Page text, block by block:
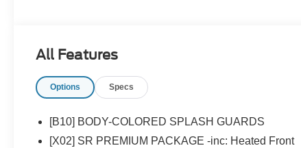
All Features
Options Specs
[B10] BODY-COLORED SPLASH GUARDS
[X02] SR PREMIUM PACKAGE -inc: Heated Front Seats NissanConnect 12.3""""""""""""""""""""""""""""""""""""""""""""""""""""""""""""""""""""""""""""""""""""""""""""""""""""""""""""""""""""""""""""""""""""""""""""""""""""""""""""""""""""""""""""""""""""""""""""""""""""""""""""""""""""""""""""""""""""""""""""""""""""""""""""""""""""""""""""""""""""""""""""""""""""""""""""""""""""""""""""""""""""""""""""""""""""""""""""""""""""""""""""""""""""""""""""""""""""""""""""""""""""""""""""""""""""""""""""""""""""""""""""""""""""""""""""""""""""""""""""""""""""""""""""""""""""""""""""""""""""""""""""""""""""""""""""""""""""""""""""""""""""""""""""""""""""""""""""""""""""""""""""""""""""""""""""""""""""""""""""""""""""""""""""""""""""""""""""""""""""""""""""""""""""""""""""""""""""""""""""""""""""""""""""""""""""""""""""""""""""""""""""""""""""""""""""""""""""""""""""""""""""""""""""""""""""""""""""""""""""""""""""""""""""""""""""""""""""""""""""""""""""""""""""""""""""""""""""""""""""""""""""""""""""""""""""""""""""""""""""""""""""""""""""""""""""""""""""""""""""""""""""""""""""""""""""""""""""""""""""""""""""""""""""""""""""""""""""""""""""""""""""""""""""""""""""""""""""""""""""""""""""""""""""""""""""""""""""""""""""""""""""""""""""""""""""""""""""""""""""""""""""""""""""""""""""""""""""""""""""""""""""""""""""""""""""""""""""""""""""""""""""""""""""""""""""""""""""""""""""""""""""""""""""""""""""""""""""""""""""""""""""""""""""""""""""""""""""""""""""""""""""""""""""""""""""""""""""""""""""""""""""""""""""""""""""""""""""""""""""""""""""""""""""""""""""""""""""""""""""""""""""""""""""""""""""""""""""""""""""""""""""""""""""""""""""""""""""""""""""""""""""""""""""""""""""""""""""""""""""""""""""""""""""""""""""""""""""""""""""""""""""""""""""""""""""""""""""""""""""""""""""""""""""""""""""""""""""""""""""""""""""""""""""""""""""""""""""""""""""""""""""""""""""""""""""""""""""""""""""""""""""""""""""""""""""""""""""""""""""""""""""""""""""""""""""""""""""""""""""""""""""""""""""""""""""""""""""""""""""""""""""""""""""""""""""""""""""""""""""""""""""""""""""""""""""""""""""""""""""""""""""""""""""""""""""""""""""""""""""""""""""""""""""""""""""""""""""""""""""""""""""""""""""""""""""""""""""""""""""""""""""""""""""""""""""""""""""""""""""""""""""""""""""""""""""""""""""""""""""""""""""""""""""""""""""""""""""""""""""""""""""""""""""""""""""""""""""""""""""""""""""""""""""""""""""""""""""""""""""""""""""""""""""""""""""""""""""""""""""""""""""""""""""""""""""""""""""""""""""""""""""""""""""""""""""""""""""""""""""""""""""""""""""""""""""""""""""""""""""""""""""""""""""""""""""""""""""""""""""""""""""""""""""""""""""""""""""""""""""""""""""""""""""""""""""""""""""""""""""""""""""""""""""""""""""""""""""""""""""""""""""""""""""""""""""""""""""""""""""""""""""""""""""""""""""""""""""""""""""""""""""""""""""""""""""""""""""""""""""""""""""""""""""""""""""""""""""""""""""""""""""""""""""""""""""""""""""""""""""""""""""""""""""""""""""""""""""""""""""""""""""""""""""""""""""""""""""""""""""""""""""""""""""""""""""""""""""""""""""""""""""""""""""""""""""""""""""""""""""""""""""""""""""""""""""""""""""""""""""""""""""""""""""""""""""""""""""""""""""""""""""""""""""""""""""""""""""""""""""""""""""""""""""""""""""""""""""""""""""""""""""""""""""""""""""""""""""""""""""""""""""""""""""""""""""""""""""""""""""""""""""""""""""""""""""""""""""""""""""""""""""""""""""""""""""""""""""""""""""""""""""""""""""""""""""""""""""""""""""""""""""""""""""""""""""""""""""""""""""""""""""""""""""""""""""""""""""""""""""""""""""""""""""""""""""""""""""""""""""""""""""""""""""""""""""""""""""""""""""""""""""""""""""""""""""""""""""""""""""""""""""""""""""""""""""""""""""""""""""""""""""""""""""""""""""""""""""""""""""""""""""""""""""""""""""""""""""""""""""""""""""""""""""""""""""""""""""""""""""""""""""""""""""""""""""""""""""""""""""""""""""""""""""""""""""""""""""""""""""""""""""""""""""""""""""""""""""""""""""""""""""""""""""""""""""""""""""""""""""""""""""""""""""""""""""""""""""""""""""""""""""""""""""""""""""""""""""""""""""""""""""""""""""""""""""""""""""""""""""""""""""""""""""""""""""""""""""""""""""""""""""""""""""""""""""""""""""""""""""""""""""""""""""""""""""""""""""""""""""""""""""""""""""""""""""""""""""""""""""""""""""""""""""""""""""""""""""""""""""""""""""""""""""""""""""""""""""""""""""""""""""""""""""""""""""""""""""""""""""""""""""""""""""""""""""""""""""""""""""""""""""""""""""""""""""""""""""""""""""""""""""""""""""""""""""""""""""""""""""""""""""""""""""""""""""""""""""""""""""""""""""""""""""""""""""""""""""""""""""""""""""""""""""""""""""""""""""""""""""""""""""""""""""""""""""""""""""""""""""""""""""""""""""""""""""""""""""""""""""""""""""""""""""""""""""""""""""""""""""""""""""""""""""""""""""""""""""""""""""""""""""""""""""""""""""""""""""""""""""""""""""""""""""""""""""""""""""""""""""""""""""""""""""""""""""""""""""""""""""""""""""""""""""""""""""""""""""""""""""""""""""""""""""""""""""""""""""""""""""""""""""""""""""""""""""""""""""""""""""""""""""""""""""""""""""""""""""""""""""""""""""""""""""""""""""""""""""""""""""""""""""""""""""""""""""""""""""""""""""""""""""""""""""""""""""""""""""""""""""""""""""""""""""""""""""""""""""""""""""""""""""""""""""""""""""""""""""""""""""""""""""""""""""""""""""""""""""""""""""""""""""""""""""""""""""""""""""""""""""""""""""""""""""""""""""""""""""""""""""""""""""""""""""""""""""""""""""""""""""""""""""""""""""""""""""""""""""""""""""""""""""""""""""""""""""""""""""""""""""""""""""""""""""""""""""""""""""""""""""""""""""""""""""""""""""""""""""""""""""""""""""""""""""""""""""""""""""""""""""""""""""""""""""""""""""""""""""""""""""""""""""""""""""""""""""""""""""""""""""""""""""""""""""""""""""""""""""""""""""""""""""""""""""""""""""""""""""""""""""""""""""""""""""""""""""""""""""""""""""""""""""""""""""""""""""""""""""""""""""""""""""""""""""""""""""""""""""""""""""""""""""""""""""""""""""""""""""""""""""""""""""""""""""""""""""""""""""""""""""""""""""""""""""""""""""""""""""""""""""""""""""""""""""""""""""""""""""""""""""""""""""""""""""""""""""""""""""""""""""""""""""""""""""""""""""""""""""""""""""""""""""""""""""""""""""""""""""""""""""""""""""""""""""""""""""""""""""""""""""""""""""""""""""""""""""""""""""""""""""""""""""""""""""""""""""""""""""""""""""""""""""""""""""""""""""""""""""""""""""""""""""""""""""""""""""""""""""""""""""""""""""""""""""""""""""""""""""""""""""""""""""""""""""""""""""""""""""""""""""""""""""""""""""""""""""""""""""""""""""""""""""""""""""""""""""""""""""""""""""""""""""""""""""""""""""""""""""""""""""""""""""""""""""""""""""""""""""""""""""""""""""""""""""""""""""""""""""""""""""""""""""""""""""""""""""""""""""""""""""""""""""""""""""""""""""""""""""""""""""""""""""""""""""""""""""""""""""""""""""""""""""""""""""""""""""""""""""""""""""""""""""""""""""""""""""""""""""""""""""""""""""""""""""""""""""""""""""""""""""""""""""""""""""""""""""""""""""""""""""""""""""""""""""""""""""""""""""""""""""""""""""""""""""""""""""""""""""""""""""""""""""""""""""""""""""""""""""""""""""""""""""""""""""""""""""""""""""""""""""""""""""""""""""""""""""""""""""""""""""""""""""""""""""""""""""""""""""""""""""""""""""""""""""""""""""""""""""""""""""""""""""""""""""""""""""""""""""""""""""""""""""""""""""""""""""""""""""""""""""""""""""""""""""""""""""""""""""""""""""""""""""""""""""""""""""""""""""""""""""""""""""""""""""""""""""""""""""""""""""""""""""""""""""""""""""""""""""""""""""""""""""""""""""""""""""""""""""""""""""""""""""""""""""""""""""""""""""""""""""""""""""""""""""""""""""""""""""""""""""""""""""""""""""""""""""""""""""""""""""""""""""""""""""""""""""""""""""""""""""""""""""""""""""""""""""""""""""""""""""""""""""""""""""""""""""""""""""""""""""""""""""""""""""""""""""""""""""""""""""""""""""""""""""""""""""""""""""""""""""""""""""""""""""""""""""""""""""""""""""""""""""""""""""""""""""""""""""""""""""""""""""""""""""""""""""""""""""""""""""""""""""""""""""""""""""""""""""""""""""""""""""""""""""""""""""""""""""""""""""""""""""""""""""""""""""""""""""""""""""""""""""""""""""""""""""""""""""""""""""""""""""""""""""""""""""""""""""""""""""""""""""""""""""""""""""""""""""""""""""""""""""""""""""""""""""""""""""""""""""""""""""""""""""""""""""""""""""""""""""""""""""""""""""""""""""""""""""""""""""""""""""""""""""""""""""""""""""""""""""""""""""""""""""""""""""""""""""""""""""""""""""""""""""""""""""""""""""""""""""""""""""""""""""""""""""""""""""""""""""""""""""""""""""""""""""""""""""""""""""""""""""""""""""""""""""""""""""""""""""""""""""""""""""""""""""""""""""""""""""""""""""""""""""""""""""""""""""""""""""""""""""""""""""""""""""""""""""""""""""""""""""""""""""""""""""""""""""""""""""""""""""""""""""""""""""""""""""""""""""""""""""""""""""""""""""""""""""""""""""""""""""""""""""""""""""""""""""""""""""""""""""""""""""""""""""""""""""""""""""""""""""""""""""""""""""""""""""""""""""""""""""""""""""""""""""""""""""""""""""""""""""""""""""""""""""""""""""""""""""""""""""""""""""""""""""""""""""""""""""""""""""""""""""""""""""""""""""""""""""""""""""""""""""""""""""""""""""""""""""""""""""""""""""""""""""""""""""""""""""""""""""""""""""""""""""""""""""""""""""""""""""""""""""""""""""""""""""""""""""""""""""""""""""""""""""""""""""""""""""""""""""""""""""""""""""""""""""""""""""""""""""""""""""""""""""""""""""""""""""""""""""""""""""""""""""""""""""""""""""""""""""""""""""""""""""""""""""""""""""""""""""""""""""""""""""""""""""""""""""""""""""""""""""""""""""""""""""""""""""""""""""""""""""""""""""""""""""""""""""""""""""""""""""""""""""""""""""""""""""""""""""""""""""""""""""""""""""""""""""""""""""""""""""""""""""""""""""""""""""""""""""""""""""""""""""""""""""""""""""""""""""""""""""""""""""""""""""""""""""""""""""""""""""""""""""""""""""""""""""""""""""""""""""""""""""""""""""""""""""""""""""""""""""""""""""""""""""""""""""""""""""""""""""""""""""""""""""""""""""""""""""""""""""""""""""""""""""""""""""""""""""""""""""""""""""""""""""""""""""""""""""""""""""